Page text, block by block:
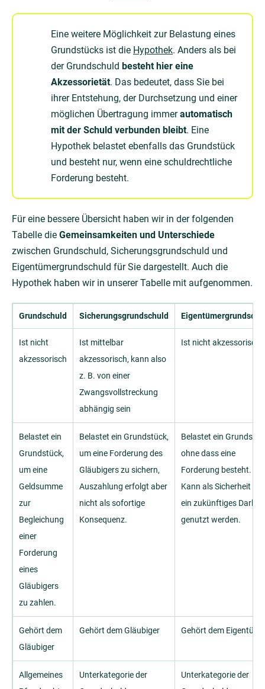
Eine weitere Möglichkeit zur Belastung eines
Grundstücks ist die Hypothek. Anders als bei
der Grundschuld besteht hier eine
Akzessorietät. Das bedeutet, dass Sie bei
ihrer Entstehung, der Durchsetzung und einer
möglichen Übertragung immerautomatisch
mit der Schuld verbunden bleibt. Eine
Hypothek belastet ebenfalls das Grundstück
und besteht nur, wenn eine schuldrechtliche
Forderung besteht.
Für eine bessere Übersicht haben wir in der folgenden
Tabelle die Gemeinsamkeiten und Unterschiede
zwischen Grundschuld, Sicherungsgrundschuld und
Eigentümergrundschuld für Sie dargestellt. Auch die
Hypothek haben wir in unserer Tabelle mit aufgenommen.
Grundschuld Sicherungsgrundschuld
Ist nicht
akzessorisch
Ist mittelbar
akzessorisch, kann also
z. B. von einer
Zwangsvollstreckung
abhängig sein
Ist nicht akzessorisch
Belastet ein
Grundstück,
um eine
Geldsumme
zur
Begleichung
einer
Forderung
eines
Gläubigers
zu zahlen.
Belastet ein Grundstück,
um eine Forderung des
Gläubigers zu sichern,
Auszahlung erfolgt aber
nicht als sofortige
Konsequenz.
Belastet ein
ohne dass eine
Forderung besteht.
Kann als Sicherheit für
ein zukünftiges
genutzt werden.
Gehört dem
Gläubiger
Gehört dem Gläubiger Gehört dem
Allgemeines
Unterkategorie der
Unterkategorie der